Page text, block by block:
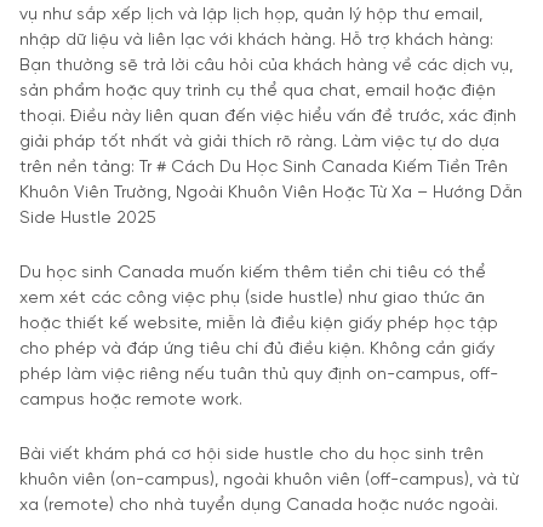
vụ như sắp xếp lịch và lập lịch họp, quản lý hộp thư email,
nhập dữ liệu và liên lạc với khách hàng. Hỗ trợ khách hàng:
Bạn thường sẽ trả lời câu hỏi của khách hàng về các dịch vụ,
sản phẩm hoặc quy trình cụ thể qua chat, email hoặc điện
thoại. Điều này liên quan đến việc hiểu vấn đề trước, xác định
giải pháp tốt nhất và giải thích rõ ràng. Làm việc tự do dựa
trên nền tảng: Tr # Cách Du Học Sinh Canada Kiếm Tiền Trên
Khuôn Viên Trường, Ngoài Khuôn Viên Hoặc Từ Xa – Hướng Dẫn
Side Hustle 2025
Du học sinh Canada muốn kiếm thêm tiền chi tiêu có thể
xem xét các công việc phụ (side hustle) như giao thức ăn
hoặc thiết kế website, miễn là điều kiện giấy phép học tập
cho phép và đáp ứng tiêu chí đủ điều kiện. Không cần giấy
phép làm việc riêng nếu tuân thủ quy định on-campus, off-
campus hoặc remote work.
Bài viết khám phá cơ hội side hustle cho du học sinh trên
khuôn viên (on-campus), ngoài khuôn viên (off-campus), và từ
xa (remote) cho nhà tuyển dụng Canada hoặc nước ngoài.